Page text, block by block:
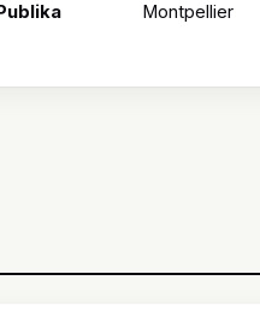
Montpellier